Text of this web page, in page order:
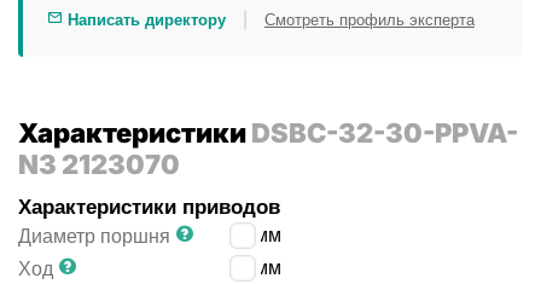
Написать директору Смотреть профиль эксперта
ХарактеристикиDSBC-32-30-PPVA-
N3 2123070
Характеристики приводов
Диаметр поршня
мм
Ход
мм